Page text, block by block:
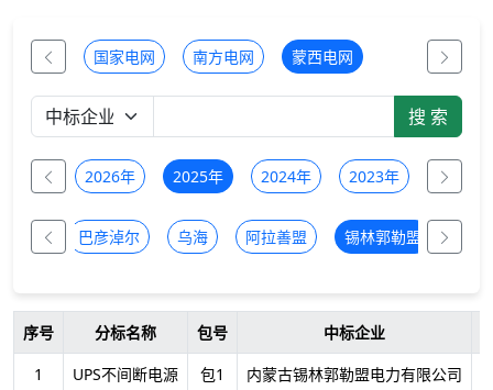
国家电网 南方电网 蒙西电网
全部 2026年 2025年 2024年 2023年 2022年
巴彦淖尔 乌海 阿拉善盟 锡林郭勒盟
序号 分标名称 包号 中标企业
1
UPS不间断电源 包1 内蒙古锡林郭勒盟电力有限公司